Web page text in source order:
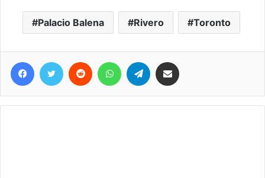
Palacio Balena Rivero Toronto
Telegram